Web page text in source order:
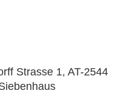
Strasse 1, AT-2544